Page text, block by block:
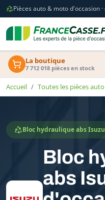
Pièces auto & moto d'occasion
La boutique
7 712 018 pièces en stock
Accueil Toutes les pièces auto
Bloc hydraulique abs
Bloc
abs